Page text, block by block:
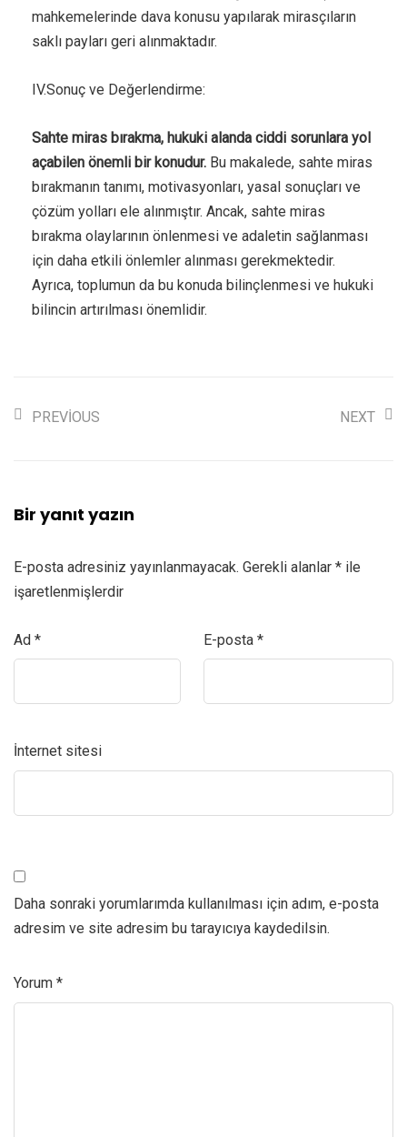
mahkemelerinde dava konusu yapılarak mirasçıların
saklı payları geri alınmaktadır.
IV.Sonuç ve Değerlendirme:
Sahte miras bırakma, hukuki alanda ciddi sorunlara yol
açabilen önemli bir konudur. Bu makalede, sahte miras
bırakmanın tanımı, motivasyonları, yasal sonuçları ve
çözüm yolları ele alınmıştır. Ancak, sahte miras
bırakma olaylarının önlenmesi ve adaletin sağlanması
için daha etkili önlemler alınması gerekmektedir.
Ayrıca, toplumun da bu konuda bilinçlenmesi ve hukuki
bilincin artırılması önemlidir.
PREVIOUS NEXT
Bir yanıt yazın
E-posta adresiniz yayınlanmayacak. Gerekli alanlar * ile
işaretlenmişlerdir
Ad * E-posta *
İnternet sitesi
Daha sonraki yorumlarımda kullanılması için adım, e-posta
adresim ve site adresim bu tarayıcıya kaydedilsin.
Yorum *